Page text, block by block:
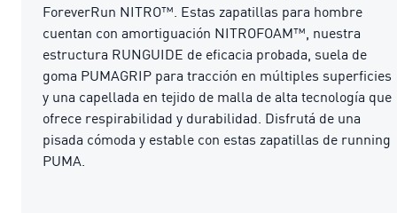
ForeverRun NITRO™. Estas zapatillas para hombre
cuentan con amortiguación NITROFOAM™, nuestra
estructura RUNGUIDE de eficacia probada, suela de
goma PUMAGRIP para tracción en múltiples superficies
y una capellada en tejido de malla de alta tecnología que
ofrece respirabilidad y durabilidad. Disfrutá de una
pisada cómoda y estable con estas zapatillas de running
PUMA.